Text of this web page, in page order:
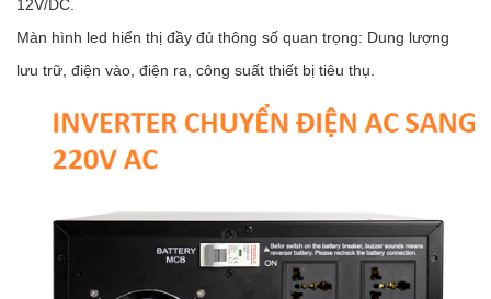
12V/DC.
Màn hình led hiển thị đầy đủ thông số quan trọng: Dung lượng
lưu trữ, điện vào, điện ra, công suất thiết bị tiêu thụ.